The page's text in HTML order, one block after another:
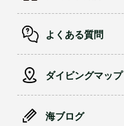
よくある質問
ダイビングマップ
海ブログ